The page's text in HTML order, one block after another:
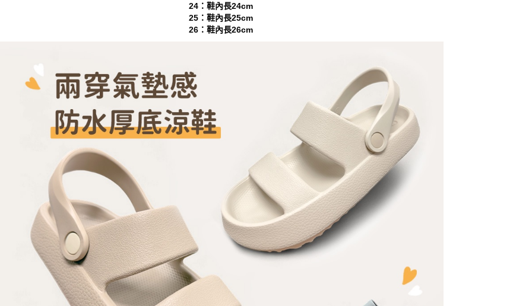
24：鞋內長24cm
25：鞋內長25cm
26：鞋內長26cm